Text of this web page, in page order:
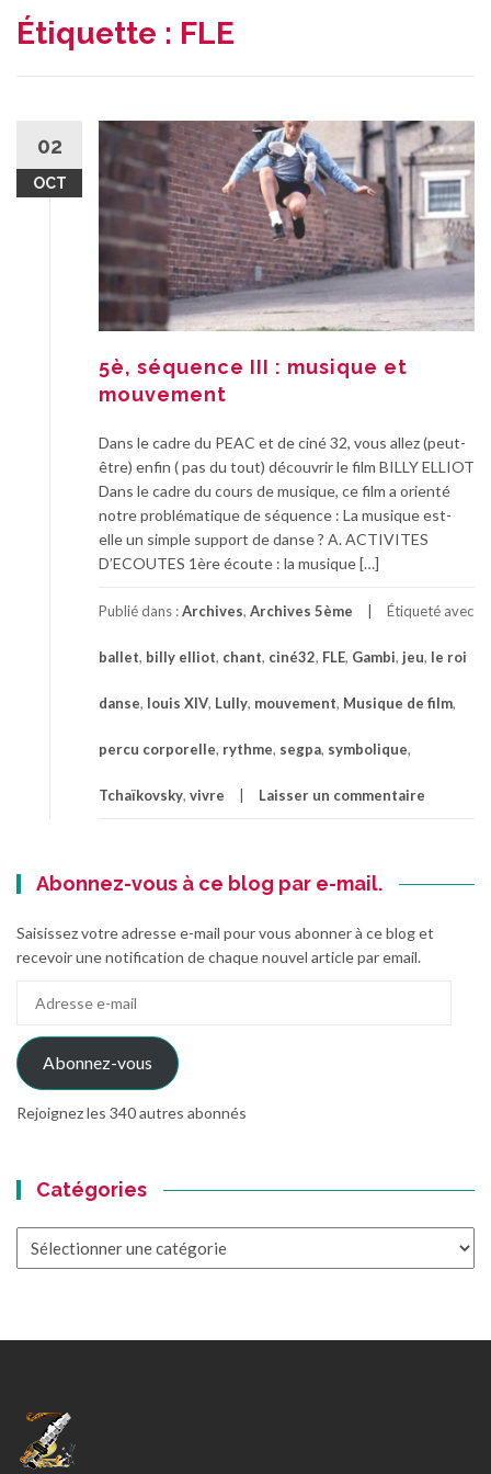
Étiquette : FLE
02
OCT
5è, séquence III : musique et
mouvement
Dans le cadre du PEAC et de ciné 32, vous allez (peut-
être) enfin ( pas du tout) découvrir le film BILLY ELLIOT
Dans le cadre du cours de musique, ce film a orienté
notre problématique de séquence : La musique est-
elle un simple support de danse ? A. ACTIVITES
D’ECOUTES 1ère écoute : la musique […]
Publié dans :Archives, Archives 5ème Étiqueté avec
ballet, billy elliot, chant, ciné32, FLE, Gambi, jeu, le roi
danse, louis XIV, Lully, mouvement, Musique de film,
percu corporelle, rythme, segpa, symbolique,
Tchaïkovsky, vivre Laisser un commentaire
Abonnez-vous à ce blog par e-mail.
Saisissez votre adresse e-mail pour vous abonner à ce blog et
recevoir une notification de chaque nouvel article par email.
mail
Abonnez-vous
Rejoignez les 340 autres abonnés
Catégories